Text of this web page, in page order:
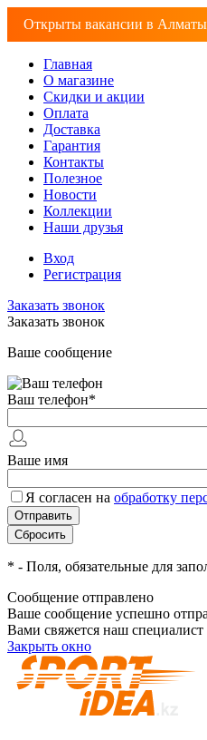
Открыты вакансии в
Главная
О магазине
Скидки и акции
Оплата
Доставка
Гарантия
Контакты
Полезное
Новости
Коллекции
Наши друзья
Вход
Регистрация
Заказать звонок
Заказать звонок
Ваше сообщение
Ваш телефон*
Ваше имя
Я согласен на обработку
* - Поля, обязательные для
Сообщение отправлено
Ваше сообщение успешно
Вами свяжется наш специалист
Закрыть окно